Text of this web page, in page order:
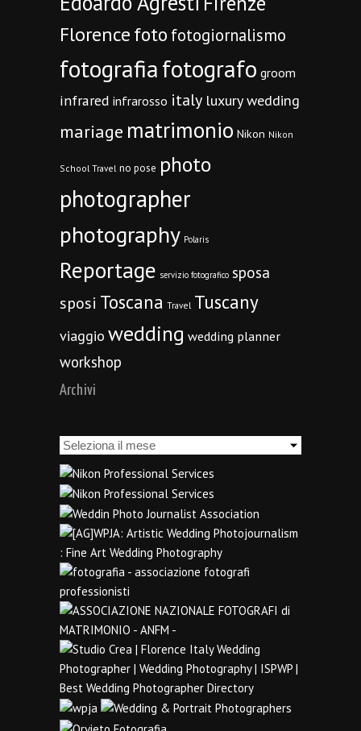
Florencefoto fotogiornalismo
fotografiafotografo groom
infrared infrarosso italy luxury wedding
mariage matrimonio Nikon Nikon
School Travel no pose photo
photographer
photography Polaris
Reportage servizio fotografico sposa
sposi Toscana Travel Tuscany
viaggio wedding wedding planner
workshop
Archivi
Archivi